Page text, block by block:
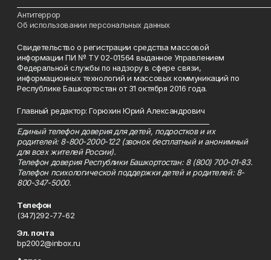
Антитеррор
Об использовании персональных данных
Свидетельство о регистрации средства массовой
информации ПИ № ТУ 02-01564 выданное Управлением
Федеральной службы по надзору в сфере связи,
информационных технологий и массовых коммуникаций по
Республике Башкортостан от 31 октября 2016 года.
Главный редактор: Горюхин Юрий Александрович
Единый телефон доверия для детей, подростков и их
родителей: 8-800-2000-122 (звонок бесплатный и анонимный
для всех жителей России).
Телефон доверия Республики Башкортостан: 8 (800) 700-01-83.
Телефон психологической поддержки детей и родителей: 8-
800-347-5000.
Телефон
(347)292-77-62
Эл. почта
bp2002@inbox.ru